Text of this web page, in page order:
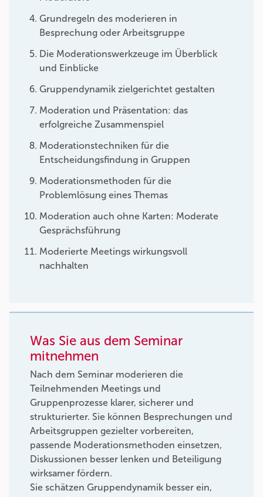
Grundregeln des moderieren in
Besprechung oder Arbeitsgruppe
Die Moderationswerkzeuge im Überblick
und Einblicke
Gruppendynamik zielgerichtet gestalten
Moderation und Präsentation: das
erfolgreiche Zusammenspiel
Moderationstechniken für die
Entscheidungsfindung in Gruppen
Moderationsmethoden für die
Problemlösung eines Themas
Moderation auch ohne Karten: Moderate
Gesprächsführung
Moderierte Meetings wirkungsvoll
nachhalten
Was Sie aus dem Seminar
mitnehmen
Nach dem Seminar moderieren die
Teilnehmenden Meetings und
Gruppenprozesse klarer, sicherer und
strukturierter. Sie können Besprechungen und
Arbeitsgruppen gezielter vorbereiten,
passende Moderationsmethoden einsetzen,
Diskussionen besser lenken und Beteiligung
wirksamer fördern.
Sie schätzen Gruppendynamik besser ein,